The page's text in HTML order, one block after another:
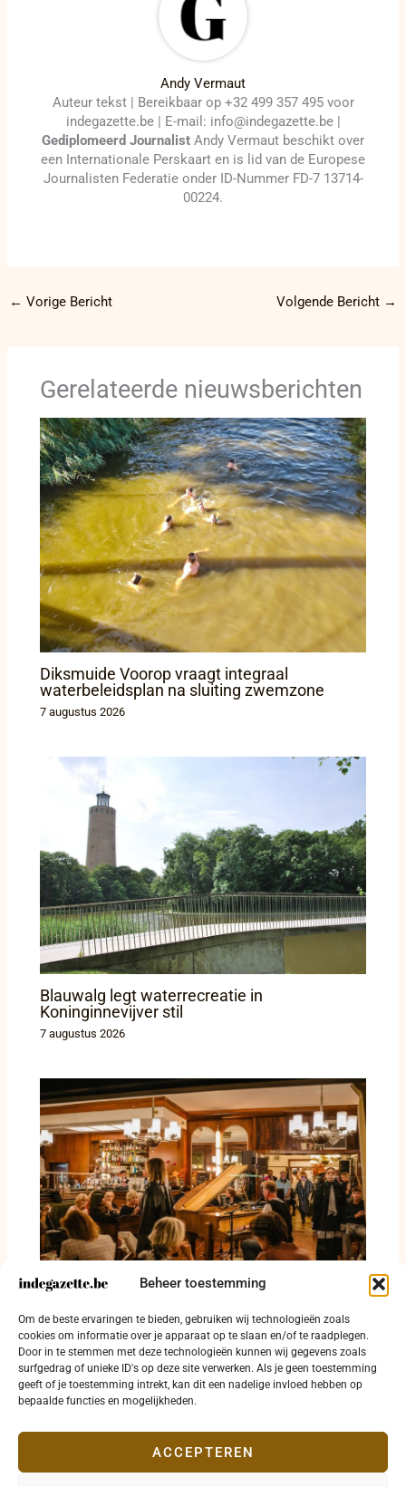
Beheer toestemming
Om de beste ervaringen te bieden, gebruiken wij technologieën zoals
cookies om informatie over je apparaat op te slaan en/of te raadplegen.
Door in te stemmen met deze technologieën kunnen wij gegevens zoals
surfgedrag of unieke ID's op deze site verwerken. Als je geen toestemming
geeft of je toestemming intrekt, kan dit een nadelige invloed hebben op
bepaalde functies en mogelijkheden.
ACCEPTEREN
Andy Vermaut
Auteur tekst | Bereikbaar op +32 499 357 495 voor
indegazette.be | E-mail: info@indegazette.be |
Gediplomeerd Journalist Andy Vermaut beschikt over
een Internationale Perskaart en is lid van de Europese
Journalisten Federatie onder ID-Nummer FD-7 13714-
00224.
← Vorige Bericht Volgende Bericht →
Gerelateerde nieuwsberichten
Diksmuide Voorop vraagt integraal
waterbeleidsplan na sluiting zwemzone
7 augustus 2026
Blauwalg legt waterrecreatie in
Koninginnevijver stil
7 augustus 2026
Fashion Waves spreidt vier mode-
evenementen over Oostende
4 augustus 2026